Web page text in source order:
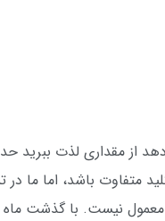
کلید متفاوت باشد، اما
عادی معمول نیست. با گذشت